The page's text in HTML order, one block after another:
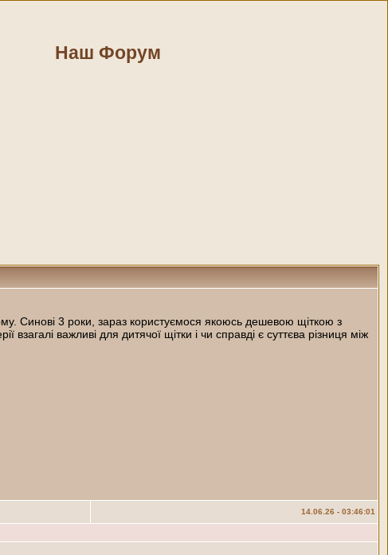
Наш Форум
Синові 3 роки, зараз користуємося якоюсь дешевою щіткою з
важливі для дитячої щітки і чи справді є суттєва різниця між
14.06.26 - 03:46:01